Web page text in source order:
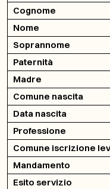
Cognome
Nome
Soprannome
Paternità
Madre
Comune nascita
Data nascita
Professione
Comune iscrizione
Mandamento
Esito servizio